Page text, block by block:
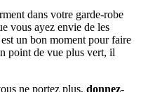
dans votre garde-robe
vous ayez envie de les
un bon moment pour faire
point de vue plus vert, il
ne portez plus, donnez-